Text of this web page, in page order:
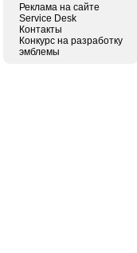
Реклама на сайте
Service Desk
Контакты
Конкурс на разработку
эмблемы